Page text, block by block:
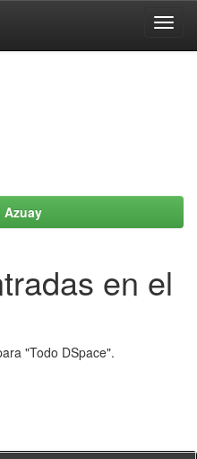
Azuay
en el
"Todo DSpace".